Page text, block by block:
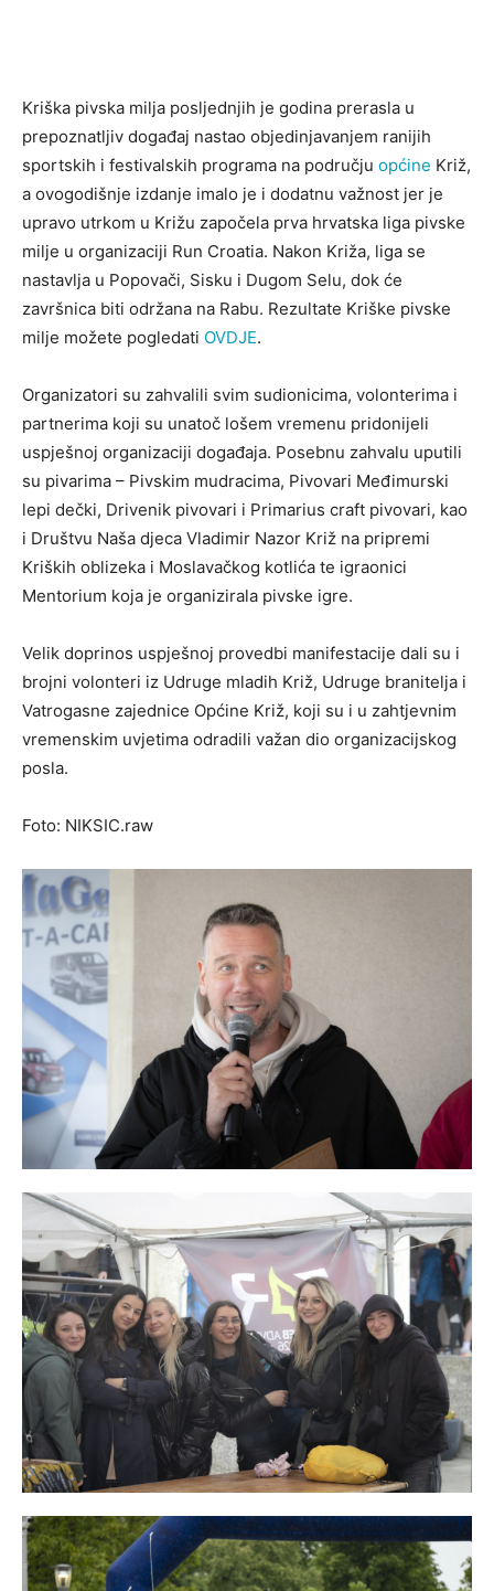
Kriška pivska milja posljednjih je godina prerasla u
prepoznatljiv događaj nastao objedinjavanjem ranijih
sportskih i festivalskih programa na području općine Križ,
a ovogodišnje izdanje imalo je i dodatnu važnost jer je
upravo utrkom u Križu započela prva hrvatska liga pivske
milje u organizaciji Run Croatia. Nakon Križa, liga se
nastavlja u Popovači, Sisku i Dugom Selu, dok će
završnica biti održana na Rabu. Rezultate Kriške pivske
milje možete pogledati OVDJE.
Organizatori su zahvalili svim sudionicima, volonterima i
partnerima koji su unatoč lošem vremenu pridonijeli
uspješnoj organizaciji događaja. Posebnu zahvalu uputili
su pivarima – Pivskim mudracima, Pivovari Međimurski
lepi dečki, Drivenik pivovari i Primarius craft pivovari, kao
i Društvu Naša djeca Vladimir Nazor Križ na pripremi
Kriških oblizeka i Moslavačkog kotlića te igraonici
Mentorium koja je organizirala pivske igre.
Velik doprinos uspješnoj provedbi manifestacije dali su i
brojni volonteri iz Udruge mladih Križ, Udruge branitelja i
Vatrogasne zajednice Općine Križ, koji su i u zahtjevnim
vremenskim uvjetima odradili važan dio organizacijskog
posla.
Foto: NIKSIC.raw